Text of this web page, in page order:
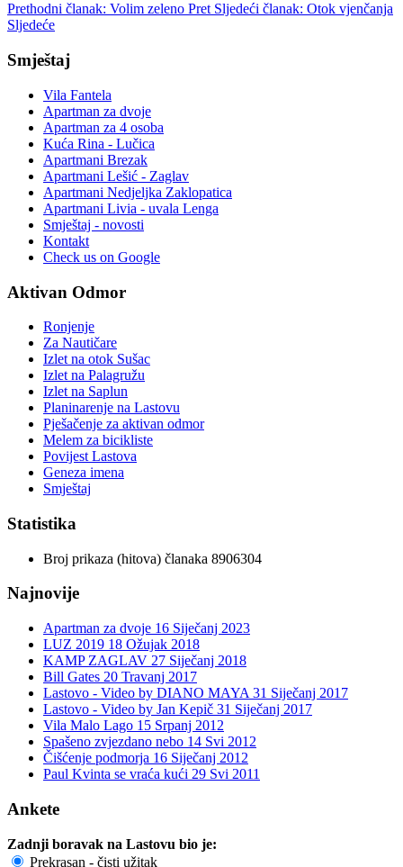
Prethodni članak: Volim zeleno Pret Sljedeći članak: Otok vjenčanja
Sljedeće
Smještaj
Vila Fantela
Apartman za dvoje
Apartman za 4 osoba
Kuća Rina - Lučica
Apartmani Brezak
Apartmani Lešić - Zaglav
Apartmani Nedjeljka Zaklopatica
Apartmani Livia - uvala Lenga
Smještaj - novosti
Kontakt
Check us on Google
Aktivan Odmor
Ronjenje
Za Nautičare
Izlet na otok Sušac
Izlet na Palagružu
Izlet na Saplun
Planinarenje na Lastovu
Pješačenje za aktivan odmor
Melem za bicikliste
Povijest Lastova
Geneza imena
Smještaj
Statistika
Broj prikaza (hitova) članaka 8906304
Najnovije
Apartman za dvoje 16 Siječanj 2023
LUZ 2019 18 Ožujak 2018
KAMP ZAGLAV 27 Siječanj 2018
Bill Gates 20 Travanj 2017
Lastovo - Video by DIANO MAYA 31 Siječanj 2017
Lastovo - Video by Jan Kepič 31 Siječanj 2017
Vila Malo Lago 15 Srpanj 2012
Spašeno zvjezdano nebo 14 Svi 2012
Čišćenje podmorja 16 Siječanj 2012
Paul Kvinta se vraća kući 29 Svi 2011
Ankete
Zadnji boravak na Lastovu bio je:
Prekrasan - čisti užitak